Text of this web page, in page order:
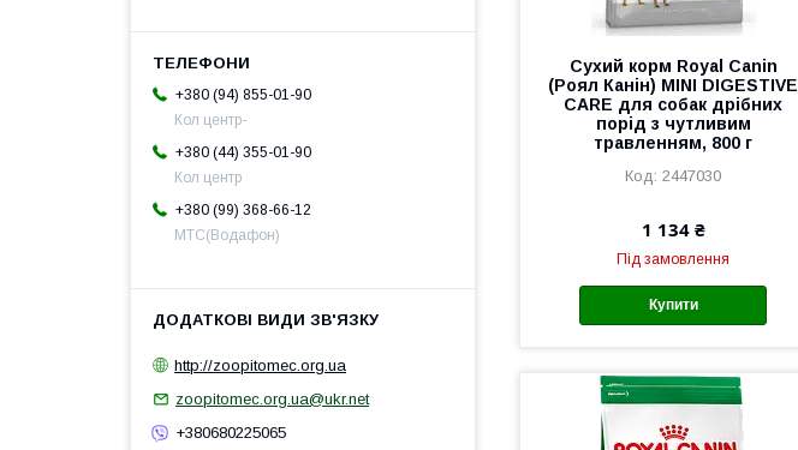
Сухий корм Royal Canin
(Роял Канін) MINI DIGESTIVE
CARE для собак дрібних
порід з чутливим
травленням, 800 г
2447030
1 134 ₴
Під замовлення
Купити
+380 (94) 855-01-90
Кол центр-
+380 (44) 355-01-90
Кол центр
+380 (99) 368-66-12
МТС(Водафон)
http://zoopitomec.org.ua
zoopitomec.org.ua@ukr.net
+380680225065